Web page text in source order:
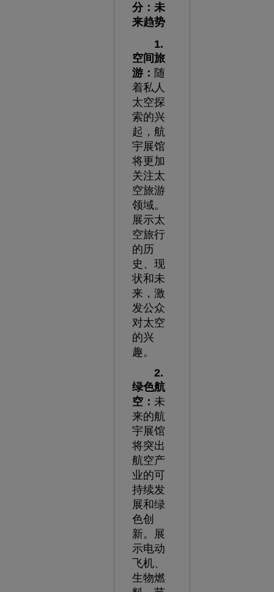
分：未
来趋势
1.
空间旅
游： 随
着私人
太空探
索的兴
起，航
宇展馆
将更加
关注太
空旅游
领域。
展示太
空旅行
的历
史、现
状和未
来，激
发公众
对太空
的兴
趣。
2.
绿色航
空： 未
来的航
宇展馆
将突出
航空产
业的可
持续发
展和绿
色创
新。展
示电动
飞机、
生物燃